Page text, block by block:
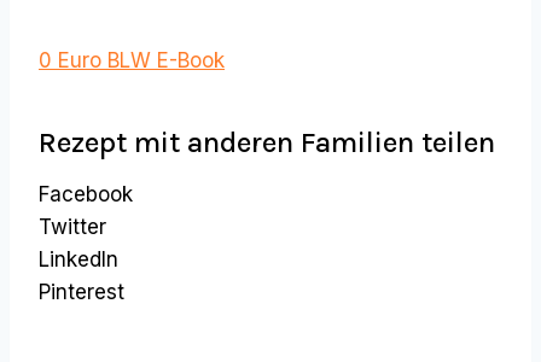
0 Euro BLW E-Book
Rezept mit anderen Familien teilen
Facebook
Twitter
LinkedIn
Pinterest